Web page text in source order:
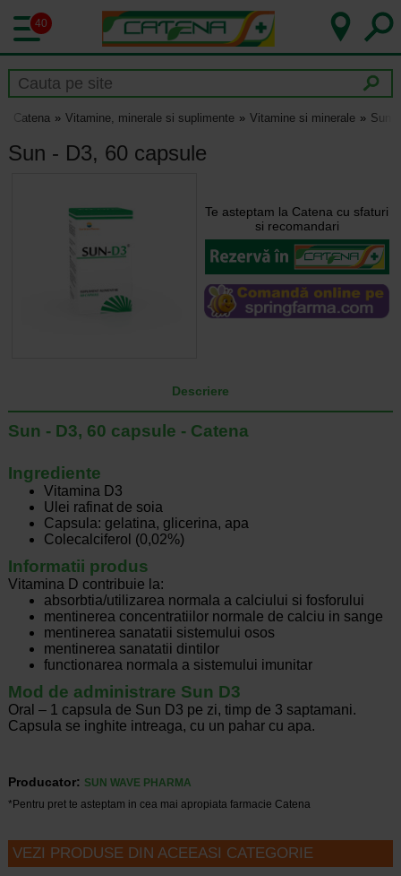
40
Catena Vitamine, minerale si suplimente Vitamine si minerale Sun
Sun - D3, 60 capsule
Te asteptam la Catena cu sfaturi
si recomandari
Descriere
Sun - D3, 60 capsule - Catena
Ingrediente
Vitamina D3
Ulei rafinat de soia
Capsula: gelatina, glicerina, apa
Colecalciferol (0,02%)
Informatii produs
Vitamina D contribuie la:
absorbtia/utilizarea normala a calciului si fosforului
mentinerea concentratiilor normale de calciu in sange
mentinerea sanatatii sistemului osos
mentinerea sanatatii dintilor
functionarea normala a sistemului imunitar
Mod de administrare Sun D3
Oral – 1 capsula de Sun D3 pe zi, timp de 3 saptamani.
Capsula se inghite intreaga, cu un pahar cu apa.
Producator: SUN WAVE PHARMA
*Pentru pret te asteptam in cea mai apropiata farmacie Catena
VEZI PRODUSE DIN ACEEASI CATEGORIE